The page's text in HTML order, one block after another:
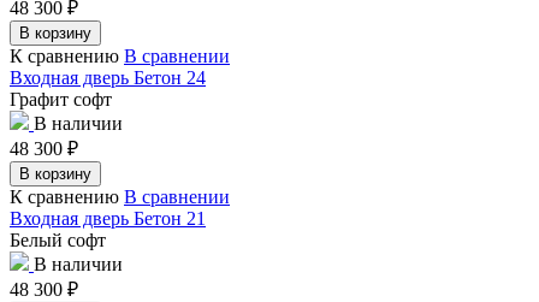
48 300 ₽
В корзину
К сравнению В сравнении
Входная дверь Бетон 24
Графит софт
В наличии
48 300 ₽
В корзину
К сравнению В сравнении
Входная дверь Бетон 21
Белый софт
В наличии
48 300 ₽